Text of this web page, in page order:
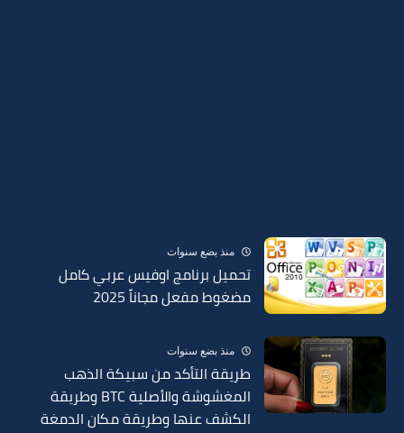
منذ بضع سنوات
تحميل برنامج اوفيس عربي كامل
مضغوط مفعل مجاناً 2025
منذ بضع سنوات
طريقة التأكد من سبيكة الذهب
المغشوشة والأصلية BTC وطريقة
الكشف عنها وطريقة مكان الدمغة